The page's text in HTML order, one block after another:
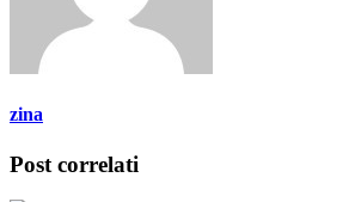
zina
Post correlati